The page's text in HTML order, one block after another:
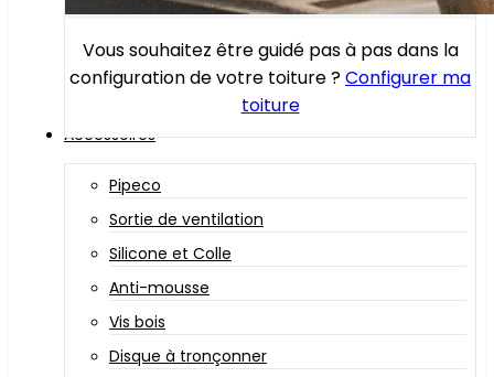
Vous souhaitez être guidé pas à pas dans la
configuration de votre toiture ?Configurer ma
toiture
Accessoires
Pipeco
Sortie de ventilation
Silicone et Colle
Anti-mousse
Vis bois
Disque à tronçonner